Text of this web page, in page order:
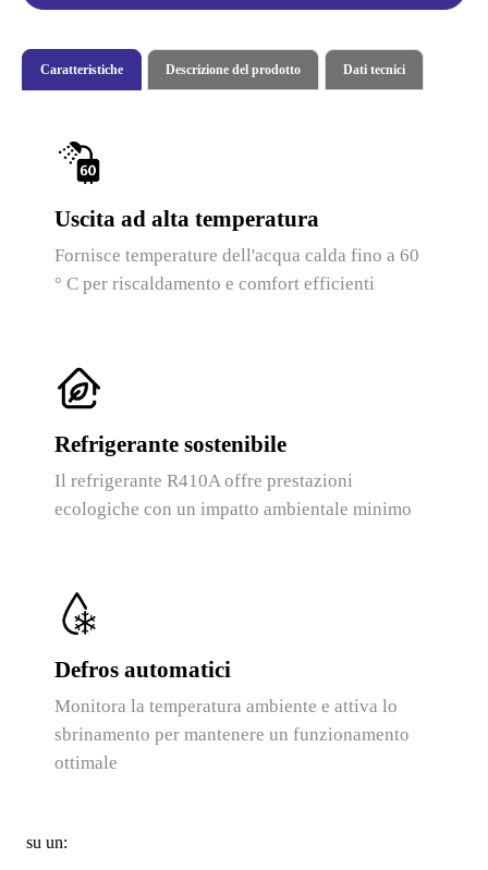
Caratteristiche Descrizione del prodotto Dati tecnici
Uscita ad alta temperatura
Fornisce temperature dell'acqua calda fino a 60
° C per riscaldamento e comfort efficienti
Refrigerante sostenibile
Il refrigerante R410A offre prestazioni
ecologiche con un impatto ambientale minimo
Defros automatici
Monitora la temperatura ambiente e attiva lo
sbrinamento per mantenere un funzionamento
ottimale
su un: